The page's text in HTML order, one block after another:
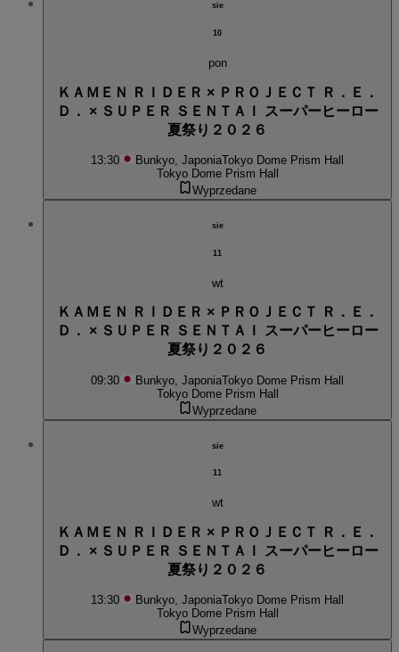
sie
10
pon
ＫＡＭＥＮ ＲＩＤＥＲ × ＰＲＯＪＥＣＴ Ｒ．Ｅ．
Ｄ． × ＳＵＰＥＲ ＳＥＮＴＡＩ スーパーヒーロー
夏祭り２０２６
13:30 Bunkyo, JaponiaTokyo Dome Prism Hall
Tokyo Dome Prism Hall
Wyprzedane
sie
11
wt
ＫＡＭＥＮ ＲＩＤＥＲ × ＰＲＯＪＥＣＴ Ｒ．Ｅ．
Ｄ． × ＳＵＰＥＲ ＳＥＮＴＡＩ スーパーヒーロー
夏祭り２０２６
09:30 Bunkyo, JaponiaTokyo Dome Prism Hall
Tokyo Dome Prism Hall
Wyprzedane
sie
11
wt
ＫＡＭＥＮ ＲＩＤＥＲ × ＰＲＯＪＥＣＴ Ｒ．Ｅ．
Ｄ． × ＳＵＰＥＲ ＳＥＮＴＡＩ スーパーヒーロー
夏祭り２０２６
13:30 Bunkyo, JaponiaTokyo Dome Prism Hall
Tokyo Dome Prism Hall
Wyprzedane